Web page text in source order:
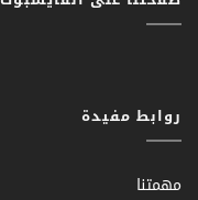
روابط مفيدة
مهمتنا